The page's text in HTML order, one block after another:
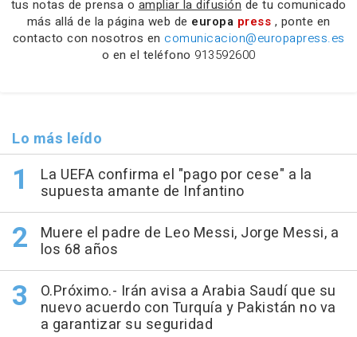
tus notas de prensa o ampliar la difusión de tu comunicado
más allá de la página web de europa press , ponte en
contacto con nosotros en comunicacion@europapress.es
o en el teléfono 913592600
Lo más leído
La UEFA confirma el "pago por cese" a la
supuesta amante de Infantino
Muere el padre de Leo Messi, Jorge Messi, a
los 68 años
O.Próximo.- Irán avisa a Arabia Saudí que su
nuevo acuerdo con Turquía y Pakistán no va
a garantizar su seguridad